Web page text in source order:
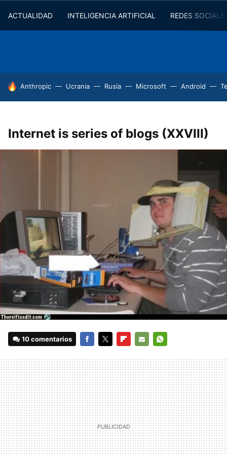
ACTUALIDAD INTELIGENCIA ARTIFICIAL REDES
HOY SE HABLA DE
Anthropic Ucrania Rusia Microsoft Android
Internet is series of blogs (XXVIII)
10 comentarios
MAIL